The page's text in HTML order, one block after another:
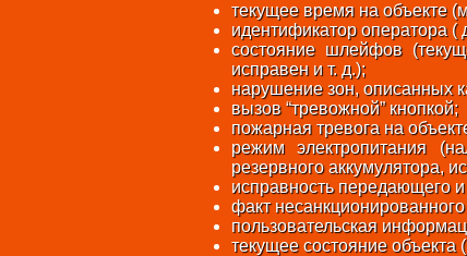
текущее время на объекте
идентификатор оператора (
состояние шлейфов
исправен и т. д.);
нарушение зон, описанных
вызов “тревожной” кнопкой;
пожарная тревога на
режим электропитания
резервного аккумулятора,
исправность передающего
факт
пользовательская
текущее состояние объекта